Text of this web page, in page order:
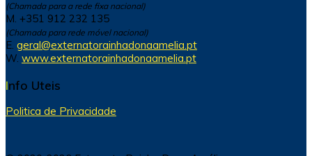
(Chamada para a rede fixa nacional)
M. +351 912 232 135
(Chamada para rede móvel nacional)
E. geral@externatorainhadonaamelia.pt
W. www.externatorainhadonaamelia.pt
Info Uteis
Politica de Privacidade